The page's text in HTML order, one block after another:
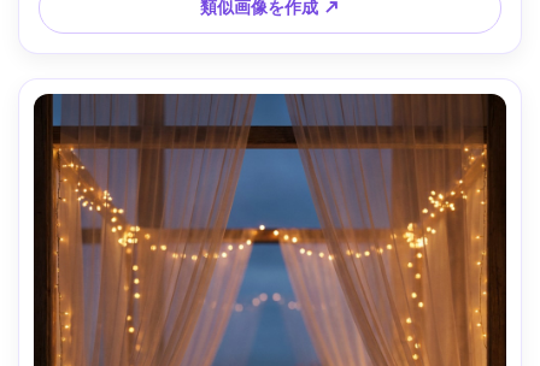
類似画像を作成 ↗